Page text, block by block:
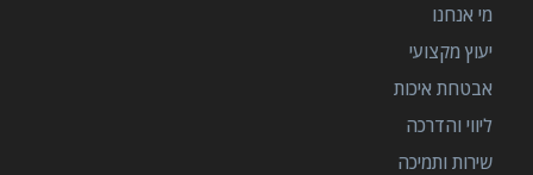
מי אנחנו
יעוץ מקצועי
אבטחת איכות
ליווי והדרכה
שירות ותמיכה